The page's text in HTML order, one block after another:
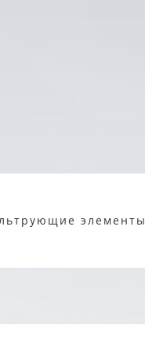
элементы